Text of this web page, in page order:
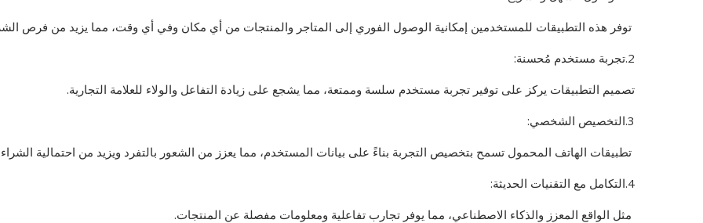
توفر هذه التطبيقات للمستخدمين إمكانية الوصول الفوري إلى المتاجر والمنتجات من أي مكان وفي أي وقت، مما يزيد من فرص
2.تجربة مستخدم مُحسنة:
تصميم التطبيقات يركز على توفير تجربة مستخدم سلسة وممتعة، مما يشجع على زيادة التفاعل والولاء للعلامة التجارية.
3.التخصيص الشخصي:
تطبيقات الهاتف المحمول تسمح بتخصيص التجربة بناءً على بيانات المستخدم، مما يعزز من الشعور بالتفرد ويزيد من احتمالية
4.التكامل مع التقنيات الحديثة:
مثل الواقع المعزز والذكاء الاصطناعي، مما يوفر تجارب تفاعلية ومعلومات مفصلة عن المنتجات.